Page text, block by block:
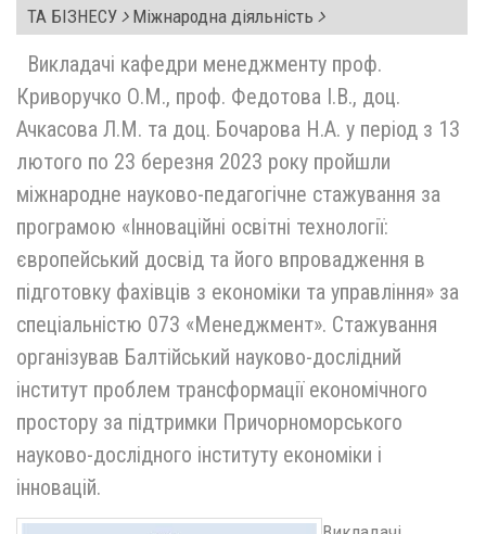
ТА БІЗНЕСУ Міжнародна діяльність
Викладачі кафедри менеджменту проф.
Криворучко О.М., проф. Федотова І.В., доц.
Ачкасова Л.М. та доц. Бочарова Н.А. у період з 13
лютого по 23 березня 2023 року пройшли
міжнародне науково-педагогічне стажування за
програмою «Інноваційні освітні технології:
європейський досвід та його впровадження в
підготовку фахівців з економіки та управління» за
спеціальністю 073 «Менеджмент». Стажування
організував Балтійський науково-дослідний
інститут проблем трансформації економічного
простору за підтримки Причорноморського
науково-дослідного інституту економіки і
інновацій.